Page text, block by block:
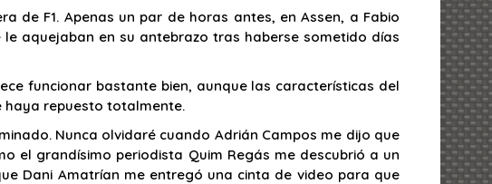
de F1. Apenas un par de horas antes, en Assen, a Fabio
aquejaban en su antebrazo tras haberse sometido días
funcionar bastante bien, aunque las características del
haya repuesto totalmente.
Nunca olvidaré cuando Adrián Campos me dijo que
el grandísimo periodista Quim Regás me descubrió a un
Dani Amatrían me entregó una cinta de video para que